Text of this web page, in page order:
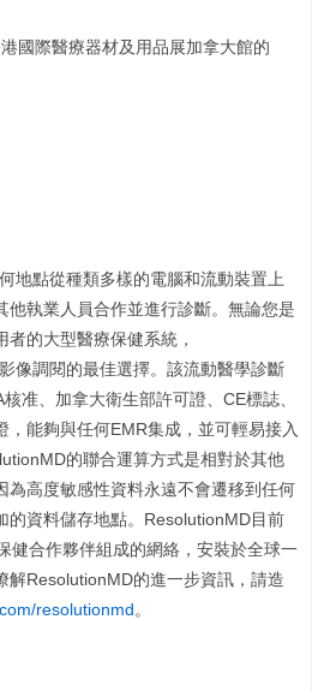
國際醫療器材及用品展加拿大館的
地點從種類多樣的電腦和流動裝置上
他執業人員合作並進行診斷。無論您是
的大型醫療保健系統，
像調閱的最佳選擇。該流動醫學診斷
准、加拿大衛生部許可證、CE標誌、
能夠與任何EMR集成，並可輕易接入
的聯合運算方式是相對於其他
為高度敏感性資料永遠不會遷移到任何
的資料儲存地點。ResolutionMD目前
健合作夥伴組成的網絡，安裝於全球一
解ResolutionMD的進一步資訊，請造
resolutionmd。